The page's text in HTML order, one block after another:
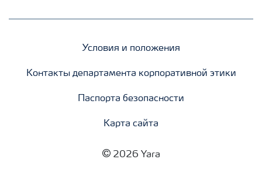
Условия и положения
Контакты департамента корпоративной этики
Паспорта безопасности
Карта сайта
2026 Yara